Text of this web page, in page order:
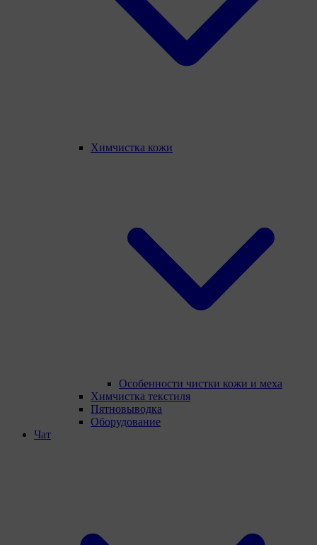
Химчистка кожи
Особенности чистки кожи и меха
Химчистка текстиля
Пятновыводка
Оборудование
Чат